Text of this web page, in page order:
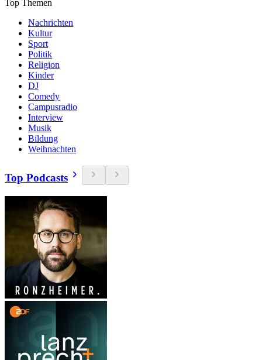
Top Themen
Nachrichten
Kultur
Sport
Politik
Religion
Kinder
DJ
Comedy
Campusradio
Interview
Musik
Bildung
Weihnachten
Top Podcasts